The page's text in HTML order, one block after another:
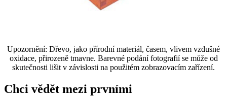
Upozornění: Dřevo, jako přírodní materiál, časem, vlivem vzdušné
oxidace, přirozeně tmavne. Barevné podání fotografií se může od
skutečnosti lišit v závislosti na použitém zobrazovacím zařízení.
Chci vědět mezi prvními